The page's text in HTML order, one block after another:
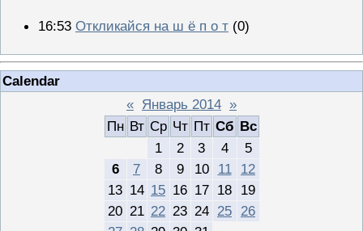
16:53 Откликайся на ш ё п о т (0)
Calendar
« Январь 2014 »
Пн Вт Ср Чт Пт Сб Вс
1
2 3 4
5
6
7 8 9 10 11
12
13 14 15 16 17 18 19
20 21 22 23 24 25 26